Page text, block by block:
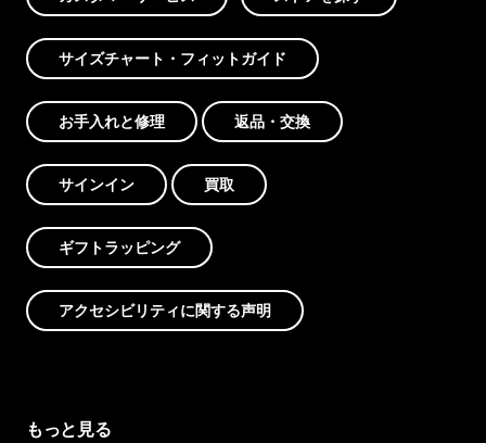
サイズチャート・フィットガイド
お手入れと修理 返品・交換
サインイン 買取
ギフトラッピング
アクセシビリティに関する声明
もっと見る